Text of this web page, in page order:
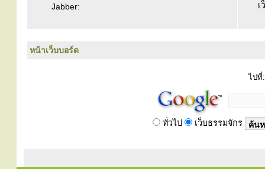
Jabber:
เ
หน้าเว็บบอร์ด
ไปที่:
ทั่วไป เว็บธรรมจักร